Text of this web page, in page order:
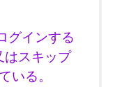
グインする
はスキップ
いる。